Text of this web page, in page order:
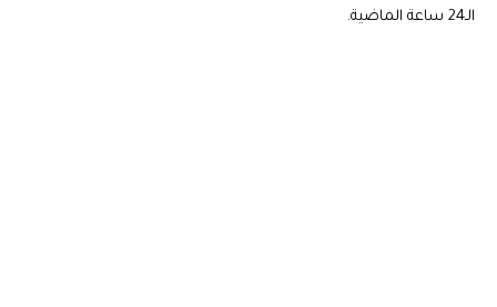
الـ24 ساعة الماضية.